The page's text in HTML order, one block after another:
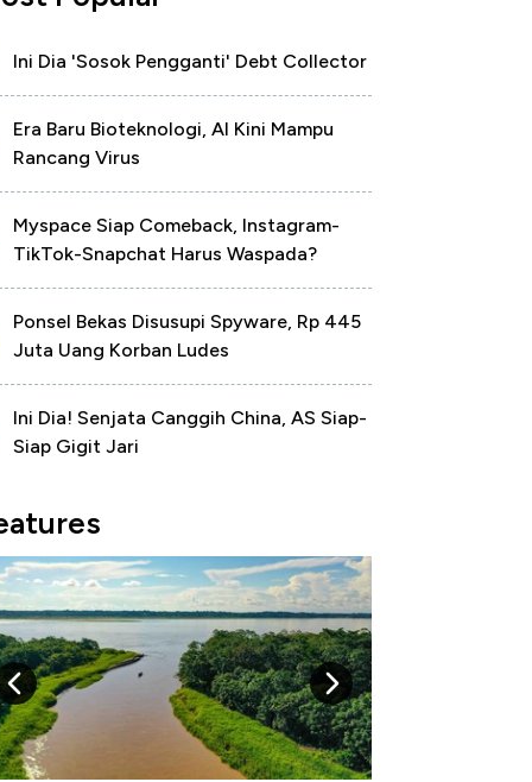
Ini Dia 'Sosok Pengganti' Debt Collector
Era Baru Bioteknologi, AI Kini Mampu
Rancang Virus
Myspace Siap Comeback, Instagram-
TikTok-Snapchat Harus Waspada?
Ponsel Bekas Disusupi Spyware, Rp 445
Juta Uang Korban Ludes
Ini Dia! Senjata Canggih China, AS Siap-
Siap Gigit Jari